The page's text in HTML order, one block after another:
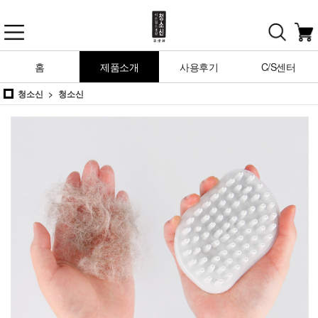
홈 제품소개 사용후기 C/S센터
청소신 청소신